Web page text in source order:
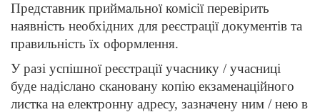
Представник приймальної комісії перевірить
наявність необхідних для реєстрації документів та
правильність їх оформлення.
У разі успішної реєстрації учаснику / учасниці
буде надіслано скановану копію екзаменаційного
листка на електронну адресу, зазначену ним / нею в